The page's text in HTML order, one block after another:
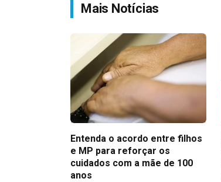
Mais Notícias
Entenda o acordo entre filhos
e MP para reforçar os
cuidados com a mãe de 100
anos